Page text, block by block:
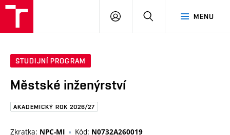
Brno
MENU
PŘIHLÁSIT
STUDIJNÍ PROGRAM
Městské inženýrství
AKADEMICKÝ ROK 2026/27
Zkratka: NPC-MI Kód: N0732A260019